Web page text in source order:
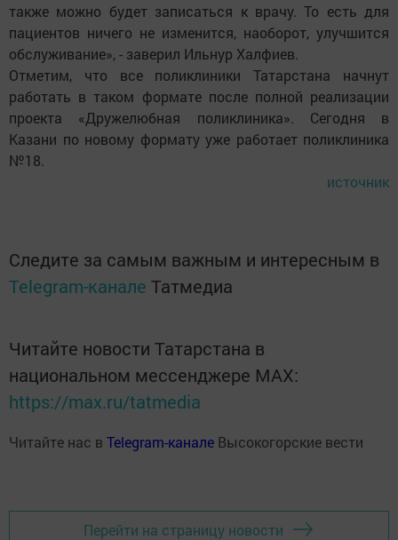
также можно будет записаться к врачу. То есть для
пациентов ничего не изменится, наоборот, улучшится
обслуживание», - заверил Ильнур Халфиев.
Отметим, что все поликлиники Татарстана начнут
работать в таком формате после полной реализации
проекта «Дружелюбная поликлиника». Сегодня в
Казани по новому формату уже работает поликлиника
№18.
источник
Следите за самым важным и интересным в
Telegram-канале Татмедиа
Читайте новости Татарстана в
национальном мессенджере MАХ:
https://max.ru/tatmedia
Читайте нас в Telegram-канале Высокогорские вести
Перейти на страницу новости